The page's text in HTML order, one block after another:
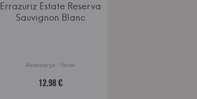
Errazuriz Estate Reserva
Sauvignon Blanc
Аконкагуа · Чили
12.98 €